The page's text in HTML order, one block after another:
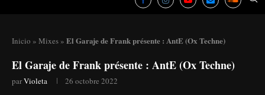
Inicio » Mixes » El Garaje de Frank présente : AntE (Ox Techne)
El Garaje de Frank présente : AntE (Ox Techne)
parVioleta 26 octobre 2022